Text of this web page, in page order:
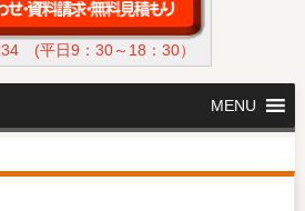
(平日9：30～18：30）
MENU